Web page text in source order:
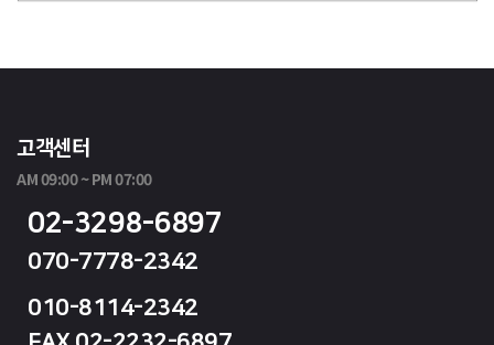
고객센터
AM 09:00 ~ PM 07:00
02-3298-6897
070-7778-2342
010-8114-2342